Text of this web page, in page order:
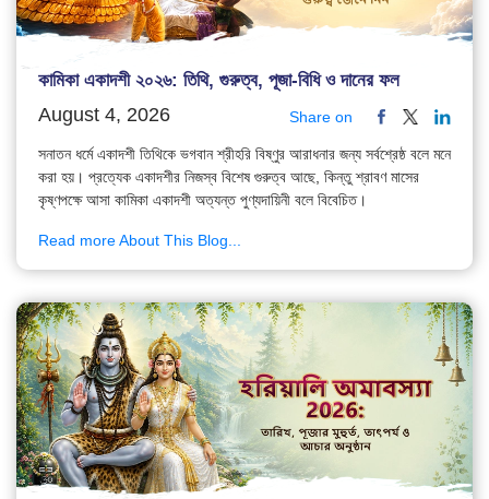
কামিকা একাদশী ২০২৬: তিথি, গুরুত্ব, পূজা-বিধি ও দানের ফল
August 4, 2026 Share on
সনাতন ধর্মে একাদশী তিথিকে ভগবান শ্রীহরি বিষ্ণুর আরাধনার জন্য সর্বশ্রেষ্ঠ বলে মনে
করা হয়। প্রত্যেক একাদশীর নিজস্ব বিশেষ গুরুত্ব আছে, কিন্তু শ্রাবণ মাসের
কৃষ্ণপক্ষে আসা কামিকা একাদশী অত্যন্ত পুণ্যদায়িনী বলে বিবেচিত।
Read more About This Blog...